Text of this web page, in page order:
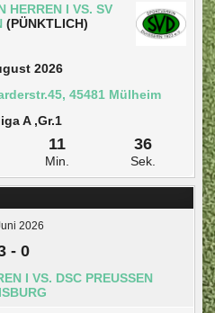
HERREN I VS. SV
(PÜNKTLICH)
2026
45481 Mülheim
A ,Gr.1
11
Min.
36
Sek.
2026
- 0
I VS. DSC PREUSSEN D